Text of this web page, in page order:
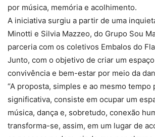
por música, memória e acolhimento.
A iniciativa surgiu a partir de uma
Minotti e Silvia Mazzeo, do Grupo Sou
parceria com os coletivos Embalos do
Junto, com o objetivo de criar um
convivência e bem-estar por meio da
“A proposta, simples e ao mesmo tempo
significativa, consiste em ocupar um
música, dança e, sobretudo, conexão
transforma-se, assim, em um lugar de